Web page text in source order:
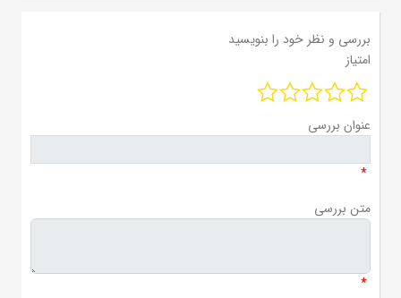
بررسی و نظر خود را بنویسید
امتیاز
عنوان بررسی
*
متن بررسی
*